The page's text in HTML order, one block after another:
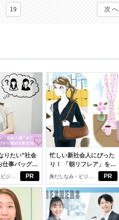
19 次へ
PR
りたい”社会
仕事バッグ選
新生活
ジネ
PR
忙しい新社会人にぴった
り！ 「朝リフレア」をは
じめよう。しっかりニオ
イケアして24時間快適。
身だしなみ・ビジネ
スアイテム